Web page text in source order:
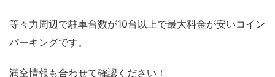
等々力周辺で駐車台数が10台以上で最大料金が安いコイン
パーキングです。
満空情報も合わせて確認ください！